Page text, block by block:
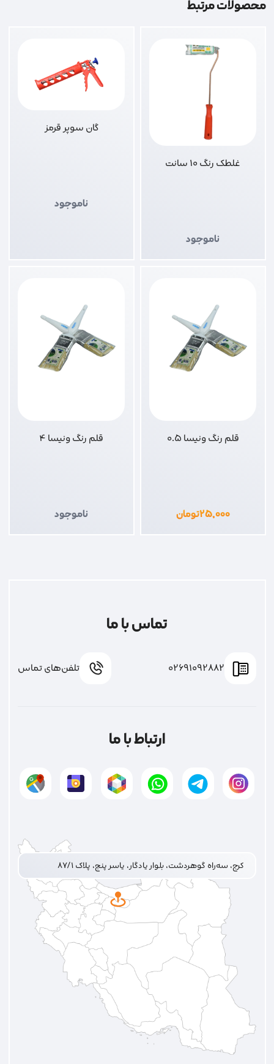
محصولات مرتبط
غلطک رنگ 10 سانت
ناموجود
گان سوپر قرمز
ناموجود
قلم رنگ ونیسا 0.5
۲۵,۰۰۰تومان
قلم رنگ ونیسا 4
ناموجود
تماس با ما
02691092882 تلفن‌های تماس
ارتباط با ما
کرج، سه‌راه گوهردشت، بلوار یادگار، یاسر پنج، پلاک ۸۷/۱